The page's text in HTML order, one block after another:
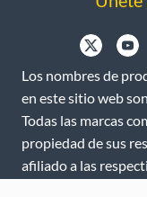
Los nombres de
en este sitio web
Todas las marcas
propiedad de sus
afiliado a las